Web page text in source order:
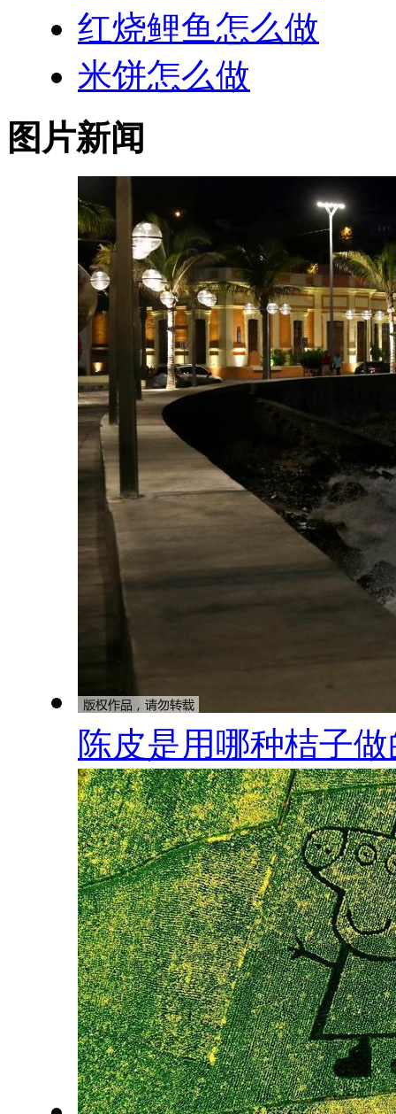
红烧鲤鱼怎么做
米饼怎么做
图片新闻
陈皮是用哪种桔子做